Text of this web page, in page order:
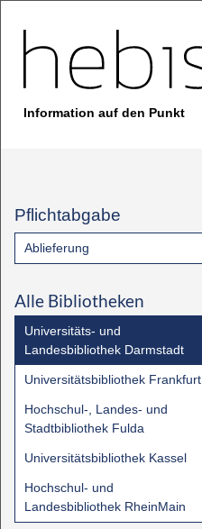
Information auf den Punkt
Pflichtabgabe
Ablieferung
Alle Bibliotheken
Universitäts- und
Landesbibliothek Darmstadt
Universitätsbibliothek Frankfurt
Hochschul-, Landes- und
Stadtbibliothek Fulda
Universitätsbibliothek Kassel
Hochschul- und
Landesbibliothek RheinMain